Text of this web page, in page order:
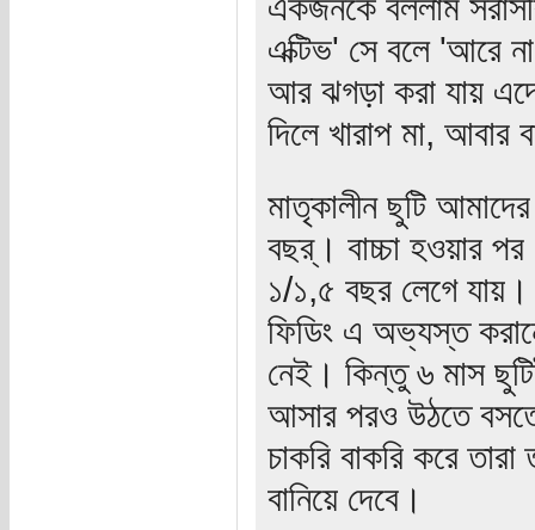
এক্টিভ' সে বলে 'আরে
আর ঝগড়া করা যায়
দিলে খারাপ মা, আবার
মাতৃকালীন ছুটি
বছর্। বাচ্চা হওয়ার
১/১,৫ বছর লেগে যায়।
ফিডিং এ অভ্যস্ত
নেই। কিন্তু ৬ মাস
আসার পরও উঠতে
চাকরি বাকরি করে
বানিয়ে দেবে।